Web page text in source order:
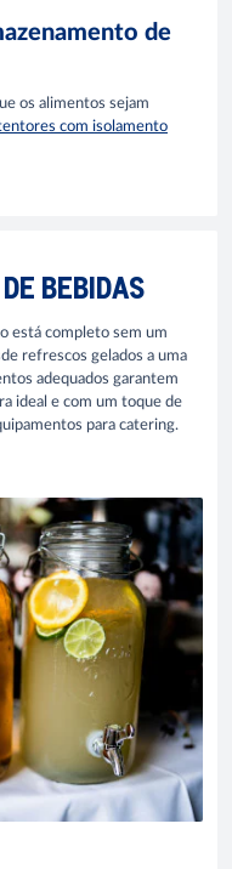
de
os alimentos sejam
com isolamento
BEBIDAS
está completo sem um
refrescos gelados a uma
adequados garantem
ideal e com um toque de
para catering.